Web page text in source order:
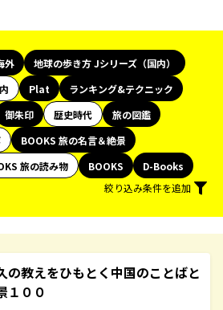
外
地球の歩き方 Jシリーズ（国内）
Plat
ランキング&テクニック
御朱印 歴史時代
旅の図鑑
BOOKS 旅の名言＆絶景
旅の読み物 BOOKS
D-Books
絞り込み条件を追加
の教えをひもとく中国のことばと
１００